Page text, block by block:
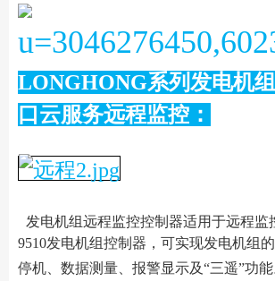
LONGHONG系列发电机
口云服务远程监控：
发电机组远程监控控制器适用于远程监
9510发电机组控制器，可实现发电机组
停机、数据测量、报警显示及“三遥”功